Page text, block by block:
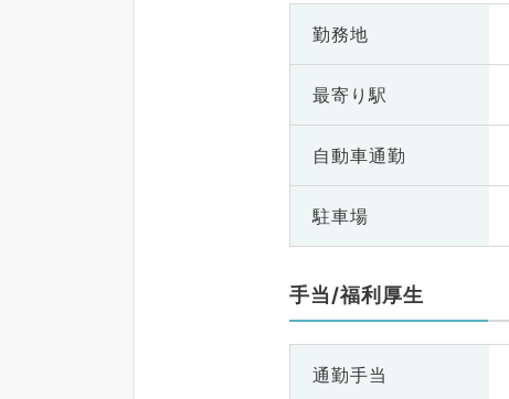
勤務地
最寄り駅
自動車通勤
駐車場
手当/福利厚生
通勤手当